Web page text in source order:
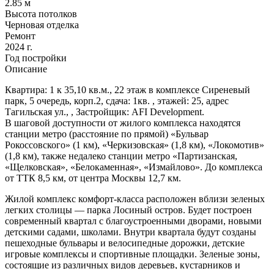
2.85 м
Высота потолков
Черновая отделка
Ремонт
2024 г.
Год постройки
Описание
Квартира: 1 к 35,10 кв.м., 22 этаж в комплексе Сиреневый
парк, 5 очередь, корп.2, сдача: 1кв. , этажей: 25, адрес
Тагильская ул., , Застройщик: AFI Development.
В шаговой доступности от жилого комплекса находятся
станции метро (расстояние по прямой) «Бульвар
Рокоссовского» (1 км), «Черкизовская» (1,8 км), «Локомотив»
(1,8 км), также недалеко станции метро «Партизанская,
«Щелковская», «Белокаменная», «Измайлово». До комплекса
от ТТК 8,5 км, от центра Москвы 12,7 км.
Жилой комплекс комфорт-класса расположен вблизи зеленых
легких столицы — парка Лосиный остров. Будет построен
современный квартал с благоустроенными дворами, новыми
детскими садами, школами. Внутри квартала будут созданы
пешеходные бульвары и велосипедные дорожки, детские
игровые комплексы и спортивные площадки. Зеленые зоны,
состоящие из различных видов деревьев, кустарников и